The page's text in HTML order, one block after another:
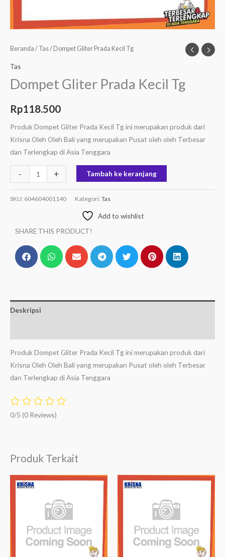
Beranda / Tas/ Dompet Gliter Prada Kecil Tg
Tas
Dompet Gliter Prada Kecil Tg
Rp118.500
Produk Dompet Gliter Prada Kecil Tg ini merupakan produk dari
Krisna Oleh Oleh Bali yang merupakan Pusat oleh oleh Terbesar
dan Terlengkap di Asia Tenggara
- + Tambah ke keranjang
SKU: 604604001140 Kategori: Tas
Add to wishlist
SHARE THIS PRODUCT!
Deskripsi
Produk Dompet Gliter Prada Kecil Tg ini merupakan produk dari
Krisna Oleh Oleh Bali yang merupakan Pusat oleh oleh Terbesar
dan Terlengkap di Asia Tenggara
0/5 (0 Reviews)
Produk Terkait